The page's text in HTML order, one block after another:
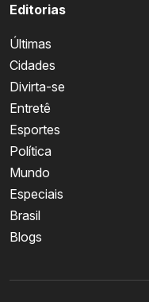
Editorias
Últimas
Cidades
Divirta-se
Entretê
Esportes
Política
Mundo
Especiais
Brasil
Blogs